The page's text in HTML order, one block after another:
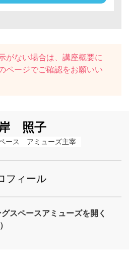
がない場合は、講座概要に
ページでご確認をお願いい
照子
ース　アミューズ主宰
フィール
スペースアミューズを開く